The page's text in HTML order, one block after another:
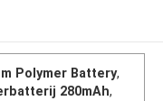
Polymer Battery,
280mAh,